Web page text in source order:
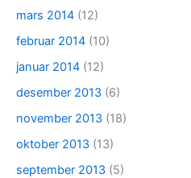
mars 2014 (12)
februar 2014 (10)
januar 2014 (12)
desember 2013 (6)
november 2013 (18)
oktober 2013 (13)
september 2013 (5)